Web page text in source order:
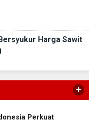
Harga Sawit
+
Perkuat